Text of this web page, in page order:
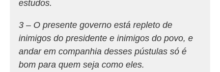
estudos.
3 – O presente governo está repleto de
inimigos do presidente e inimigos do povo, e
andar em companhia desses pústulas só é
bom para quem seja como eles.